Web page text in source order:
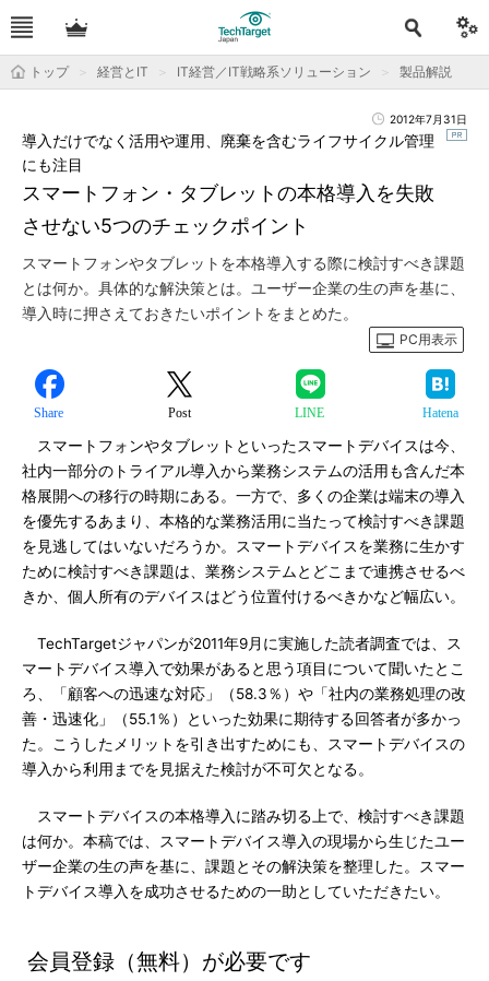
トップ 経営とIT IT経営／IT戦略系ソリューション 製品解説
2012年7月31日
スマートフォン・タブレットの本格導入を失敗
させない5つのチェックポイント
導入だけでなく活用や運用、廃棄を含むライフサイクル管理
にも注目
スマートフォンやタブレットを本格導入する際に検討すべき課題
とは何か。具体的な解決策とは。ユーザー企業の生の声を基に、
導入時に押さえておきたいポイントをまとめた。
PC用表示
Share Post LINE Hatena
スマートフォンやタブレットといったスマートデバイスは今、
社内一部分のトライアル導入から業務システムの活用も含んだ本
格展開への移行の時期にある。一方で、多くの企業は端末の導入
を優先するあまり、本格的な業務活用に当たって検討すべき課題
を見逃してはいないだろうか。スマートデバイスを業務に生かす
ために検討すべき課題は、業務システムとどこまで連携させるべ
きか、個人所有のデバイスはどう位置付けるべきかなど幅広い。
TechTargetジャパンが2011年9月に実施した読者調査では、ス
マートデバイス導入で効果があると思う項目について聞いたとこ
ろ、「顧客への迅速な対応」（58.3％）や「社内の業務処理の改
善・迅速化」（55.1％）といった効果に期待する回答者が多かっ
た。こうしたメリットを引き出すためにも、スマートデバイスの
導入から利用までを見据えた検討が不可欠となる。
スマートデバイスの本格導入に踏み切る上で、検討すべき課題
は何か。本稿では、スマートデバイス導入の現場から生じたユー
ザー企業の生の声を基に、課題とその解決策を整理した。スマー
トデバイス導入を成功させるための一助としていただきたい。
会員登録（無料）が必要です